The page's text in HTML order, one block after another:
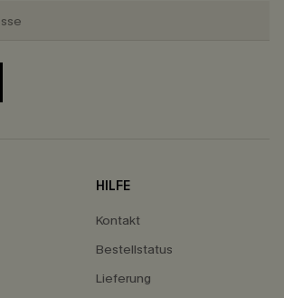
HILFE
Kontakt
Bestellstatus
Lieferung